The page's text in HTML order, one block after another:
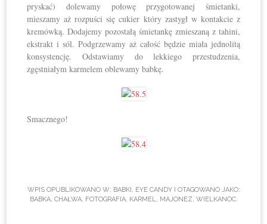
pryskać) dolewamy połowę przygotowanej śmietanki,
mieszamy aż rozpuści się cukier który zastygł w kontakcie z
kremówką. Dodajemy pozostałą śmietankę zmieszaną z tahini,
ekstrakt i sól. Podgrzewamy aż całość będzie miała jednolitą
konsystencję. Odstawiamy do lekkiego przestudzenia,
zgęstniałym karmelem oblewamy babkę.
Smacznego!
WPIS OPUBLIKOWANO W: BABKI EYE CANDYI OTAGOWANO JAKO:
BABKA, CHAŁWA, FOTOGRAFIA, KARMEL MAJONEZ WIELKANOC.